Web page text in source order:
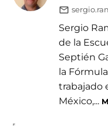
Sergio
de la
Septién
la
trabajado
México,...